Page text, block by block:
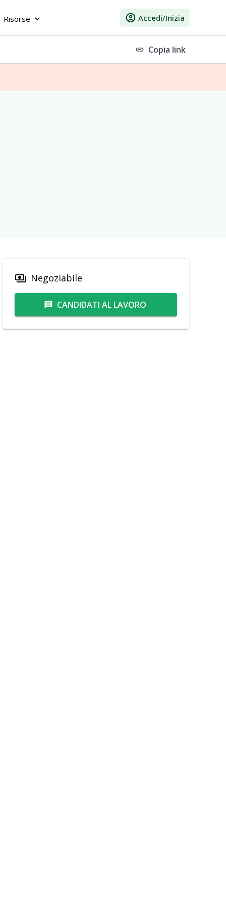
Risorse keyboard_arrow_down account_circle Accedi/Inizia
link Copia link
payments Negoziabile
message CANDIDATI AL LAVORO